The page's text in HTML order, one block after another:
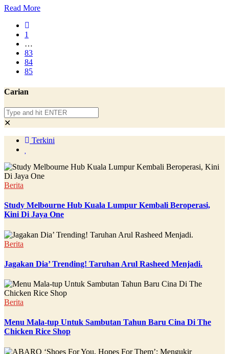
Read More
1
…
83
84
85
Carian
✕
Terkini
Berita
Study Melbourne Hub Kuala Lumpur Kembali Beroperasi,
Kini Di Jaya One
Berita
Jagakan Dia’ Trending! Taruhan Arul Rasheed Menjadi.
Berita
Menu Mala-tup Untuk Sambutan Tahun Baru Cina Di The
Chicken Rice Shop